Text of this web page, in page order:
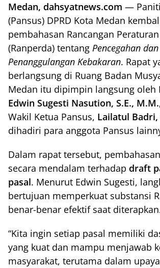
Medan, dahsyatnews.com —
(Pansus) DPRD Kota Medan
pembahasan Rancangan
(Ranperda) tentang Pencegahan dan
Penanggulangan Kebakaran. Rapat
berlangsung di Ruang Badan
Medan itu dipimpin langsung oleh
Edwin Sugesti Nasution, S.E., M.M.
Wakil Ketua Pansus, Lailatul Badri,
dihadiri para anggota Pansus
Dalam rapat tersebut,
secara mendalam terhadap draft
pasal. Menurut Edwin Sugesti,
bertujuan memperkuat substansi
benar-benar efektif saat
“Kita ingin setiap pasal memiliki
yang kuat dan mampu menjawab
masyarakat, terutama dalam